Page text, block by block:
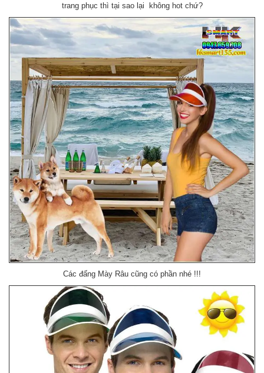
trang phục thì tại sao lại không hot chứ?
Các đấng Mày Râu cũng có phần nhé !!!